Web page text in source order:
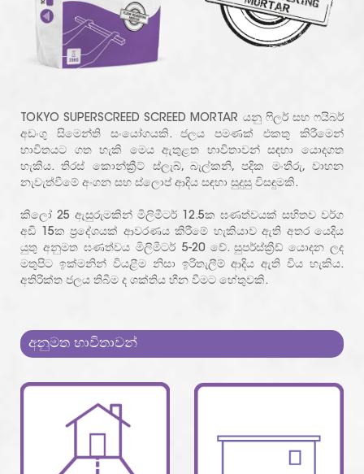
TOKYO SUPERSCREED SCREED MORTAR යනු ෆිලර් සහ ෆයිබර්
අඩංගු සිමෙන්ති සංයෝගයකි. ජලය පමණක් එකතු කිරීමෙන්
භාවිතයට ගත හැකි මෙය ඇතුළත භාවිතාවන් සඳහා යොදගත
හැකිය. තිරස් කොන්ක්‍රීට් ස්ලැබ්, බැල්කනි, පදික මංතීරු, වාහන
නැවැත්වීමේ අංගන සහ ස්ලොප් ආදිය සඳහා සුදුසු විසඳුමකි.
කිලෝ 25 ඇසුරුමකින් මිලිමීටර් 12.5ක ඝණත්වයක් සහිතව වර්ග
අඩි 15ක ප්‍රදේශයක් ආවරණය කිරීමේ හැකියාව ඇති අතර යෙදිය
යුතු අනුමත ඝණත්වය මිලිමීටර් 5-20 වේ. සුපර්ස්ක්‍රීඩ් යොදන ලද
මතුපිට ඉක්මනින් වියළීම නිසා ඉරිතැලීම් ආදිය ඇති විය හැකිය.
අතිරික්ත ජලය තිබීම ද ශක්තිය හීන වීමට හේතුවකි.
අනුමත භාවිතාවන්